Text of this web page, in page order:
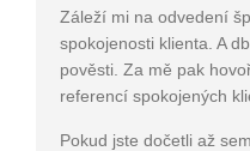
Záleží mi na odvedení
spokojenosti klienta. A
pověsti. Za mě pak
referencí spokojených
Pokud jste dočetli až